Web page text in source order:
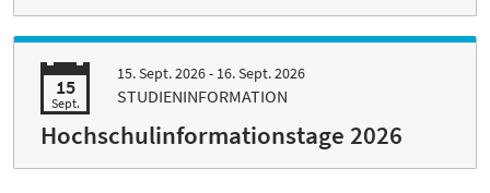
15
Sept.
15. Sept. 2026 - 16. Sept. 2026
STUDIENINFORMATION
Hochschulinformationstage 2026